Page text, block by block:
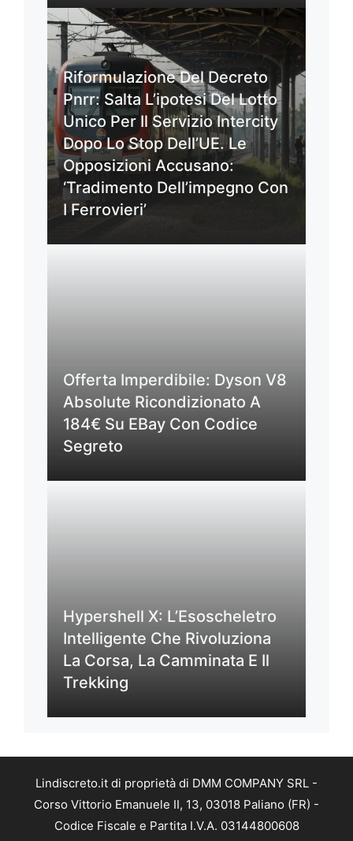
Riformulazione Del Decreto
Pnrr: Salta L’ipotesi Del Lotto
Unico Per Il Servizio Intercity
Dopo Lo Stop Dell’UE. Le
Opposizioni Accusano:
‘Tradimento Dell’impegno Con
I Ferrovieri’
Offerta Imperdibile: Dyson V8
Absolute Ricondizionato A
184€ Su EBay Con Codice
Segreto
Hypershell X: L’Esoscheletro
Intelligente Che Rivoluziona
La Corsa, La Camminata E Il
Trekking
Lindiscreto.it di proprietà di DMM COMPANY SRL -
Corso Vittorio Emanuele II, 13, 03018 Paliano (FR) -
Codice Fiscale e Partita I.V.A. 03144800608